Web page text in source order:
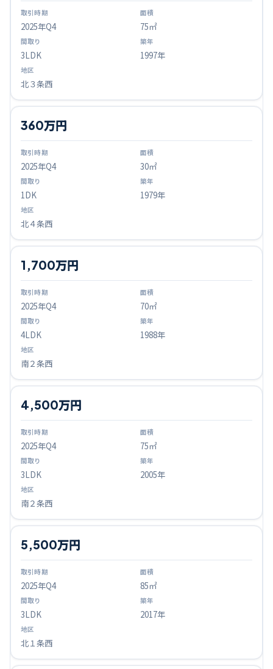
2025年Q4 75㎡
3LDK 1997年
北３条西
2025年Q4
360万円
30㎡
1DK 1979年
北４条西
2025年Q4
1,700万円
70㎡
4LDK 1988年
南２条西
2025年Q4
4,500万円
75㎡
3LDK 2005年
南２条西
2025年Q4
5,500万円
85㎡
3LDK 2017年
北１条西